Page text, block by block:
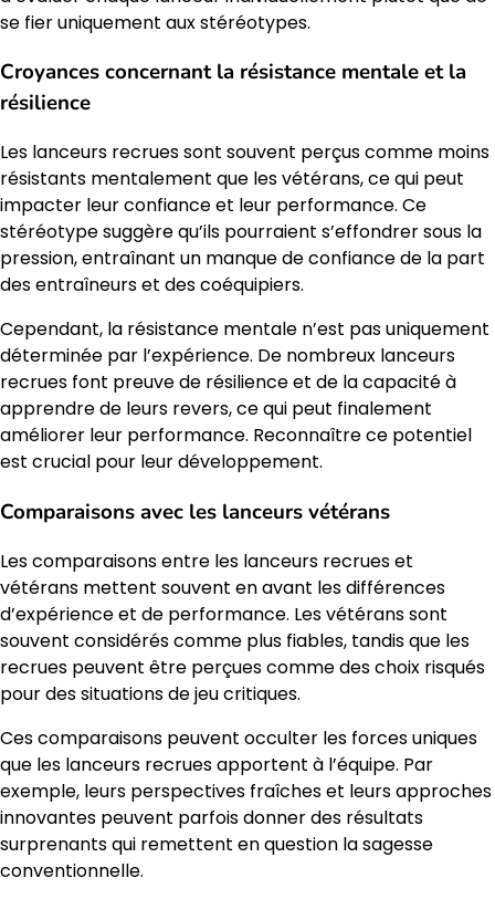
se fier uniquement aux stéréotypes.
Croyances concernant la résistance mentale et la
résilience
Les lanceurs recrues sont souvent perçus comme moins
résistants mentalement que les vétérans, ce qui peut
impacter leur confiance et leur performance. Ce
stéréotype suggère qu’ils pourraient s’effondrer sous la
pression, entraînant un manque de confiance de la part
des entraîneurs et des coéquipiers.
Cependant, la résistance mentale n’est pas uniquement
déterminée par l’expérience. De nombreux lanceurs
recrues font preuve de résilience et de la capacité à
apprendre de leurs revers, ce qui peut finalement
améliorer leur performance. Reconnaître ce potentiel
est crucial pour leur développement.
Comparaisons avec les lanceurs vétérans
Les comparaisons entre les lanceurs recrues et
vétérans mettent souvent en avant les différences
d’expérience et de performance. Les vétérans sont
souvent considérés comme plus fiables, tandis que les
recrues peuvent être perçues comme des choix risqués
pour des situations de jeu critiques.
Ces comparaisons peuvent occulter les forces uniques
que les lanceurs recrues apportent à l’équipe. Par
exemple, leurs perspectives fraîches et leurs approches
innovantes peuvent parfois donner des résultats
surprenants qui remettent en question la sagesse
conventionnelle.